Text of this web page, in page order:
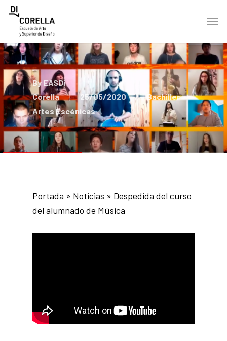
Skip
content
Menu
By EASDi
Corella
25/05/2020
Bachiller
Artes Escénicas
Portada » Noticias » Despedida del curso
del alumnado de Música